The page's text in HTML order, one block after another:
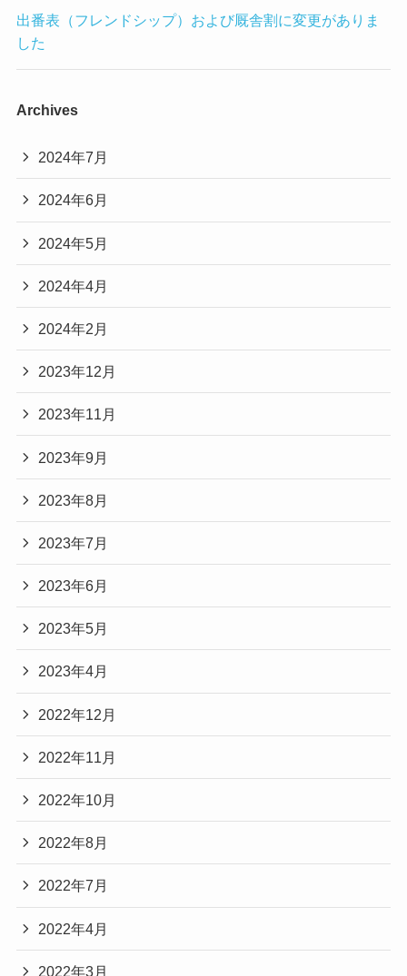
出番表（フレンドシップ）および厩舎割に変更がありま
した
Archives
2024年7月
2024年6月
2024年5月
2024年4月
2024年2月
2023年12月
2023年11月
2023年9月
2023年8月
2023年7月
2023年6月
2023年5月
2023年4月
2022年12月
2022年11月
2022年10月
2022年8月
2022年7月
2022年4月
2022年3月